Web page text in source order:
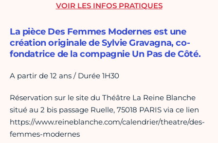
La pièce Des Femmes Modernes est une
création originale de Sylvie Gravagna, co-
fondatrice de la compagnie Un Pas de Côté.
A partir de 12 ans / Durée 1H30
Réservation sur le site du Théâtre La Reine Blanche
situé au 2 bis passage Ruelle, 75018 PARIS via ce lien
https://www.reineblanche.com/calendrier/theatre/des-
femmes-modernes
VOIR LES INFOS PRATIQUES